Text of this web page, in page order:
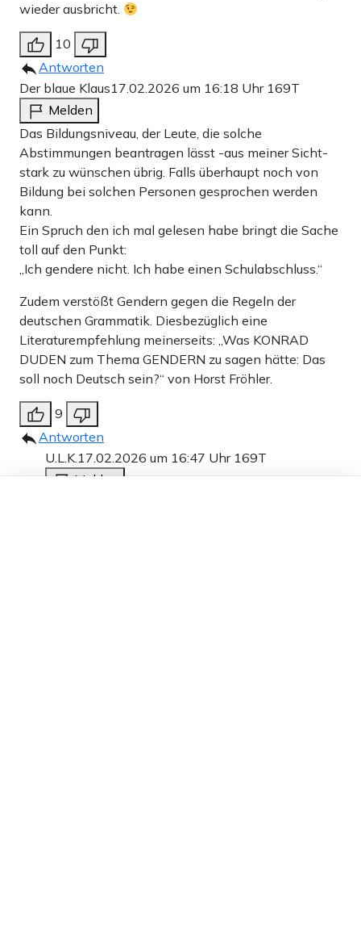
wieder ausbricht.
10
Antworten
Der blaue Klaus17.02.2026 um 16:18 Uhr 169T
Melden
Das Bildungsniveau, der Leute, die solche
Abstimmungen beantragen lässt -aus meiner Sicht-
stark zu wünschen übrig. Falls überhaupt noch von
Bildung bei solchen Personen gesprochen werden
kann.
Ein Spruch den ich mal gelesen habe bringt die Sache
toll auf den Punkt:
„Ich gendere nicht. Ich habe einen Schulabschluss.“
Zudem verstößt Gendern gegen die Regeln der
deutschen Grammatik. Diesbezüglich eine
Literaturempfehlung meinerseits: „Was KONRAD
DUDEN zum Thema GENDERN zu sagen hätte: Das
soll noch Deutsch sein?“ von Horst Fröhler.
9
Antworten
U.L.K.17.02.2026 um 16:47 Uhr 169T
Melden